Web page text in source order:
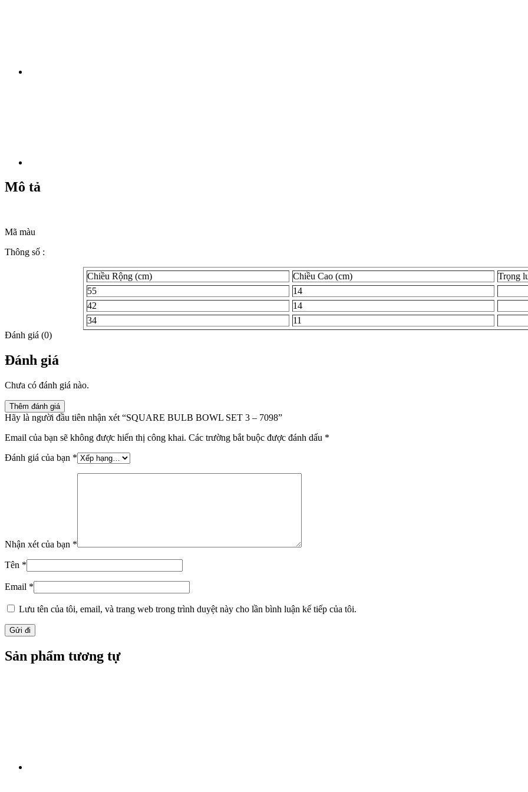
Mô tả
Mã màu
Thông số :
Chiều Rộng (cm) Chiều Cao (cm)
Trọng
55
14
42
14
34
11
Đánh giá (0)
Đánh giá
Chưa có đánh giá nào.
Thêm đánh giá
Hãy là người đầu tiên nhận xét “SQUARE BULB BOWL SET 3 – 7098”
Email của bạn sẽ không được hiển thị công khai. Các trường bắt buộc được đánh dấu *
Đánh giá của bạn *
Nhận xét của bạn *
Tên *
Email *
Lưu tên của tôi, email, và trang web trong trình duyệt này cho lần bình luận kế tiếp của tôi.
Sản phẩm tương tự